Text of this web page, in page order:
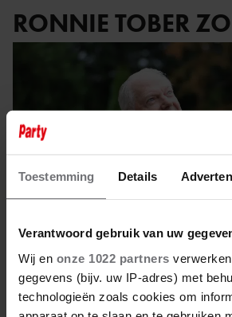
Toestemming Details
Verantwoord gebruik van uw
Wij en onze 1022 partners
gegevens (bijv. uw IP-adres) met
technologieën zoals cookies om
RONNIE TOBER
17 december 2024